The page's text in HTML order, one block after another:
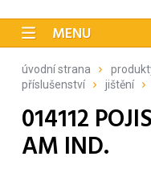
MENU
úvodní strana
příslušenství
jištění
014112
AM IND.